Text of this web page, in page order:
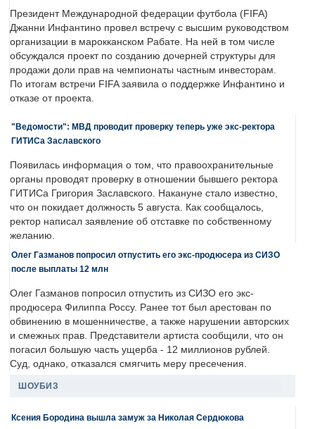
Президент Международной федерации футбола (FIFA)
Джанни Инфантино провел встречу с высшим руководством
организации в марокканском Рабате. На ней в том числе
обсуждался проект по созданию дочерней структуры для
продажи доли прав на чемпионаты частным инвесторам.
По итогам встречи FIFA заявила о поддержке Инфантино и
отказе от проекта.
"Ведомости": МВД проводит проверку теперь уже экс-ректора
ГИТИСа Заславского
Появилась информация о том, что правоохранительные
органы проводят проверку в отношении бывшего ректора
ГИТИСа Григория Заславского. Накануне стало известно,
что он покидает должность 5 августа. Как сообщалось,
ректор написал заявление об отставке по собственному
желанию.
Олег Газманов попросил отпустить его экс-продюсера из СИЗО
после выплаты 12 млн
Олег Газманов попросил отпустить из СИЗО его экс-
продюсера Филиппа Россу. Ранее тот был арестован по
обвинению в мошенничестве, а также нарушении авторских
и смежных прав. Представители артиста сообщили, что он
погасил большую часть ущерба - 12 миллионов рублей.
Суд, однако, отказался смягчить меру пресечения.
ШОУБИЗ
Ксения Бородина вышла замуж за Николая Сердюкова